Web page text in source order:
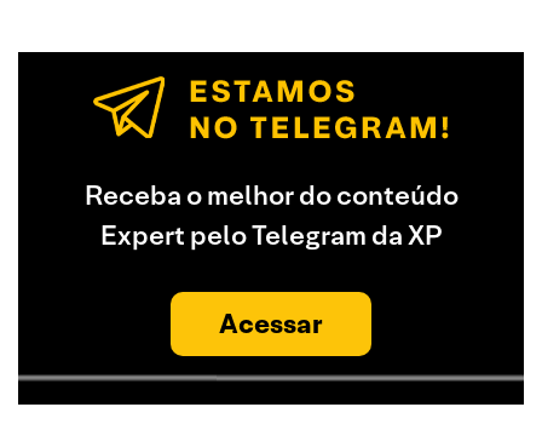
Receba o melhor do conteúdo
Expert pelo Telegram da XP
Acessar